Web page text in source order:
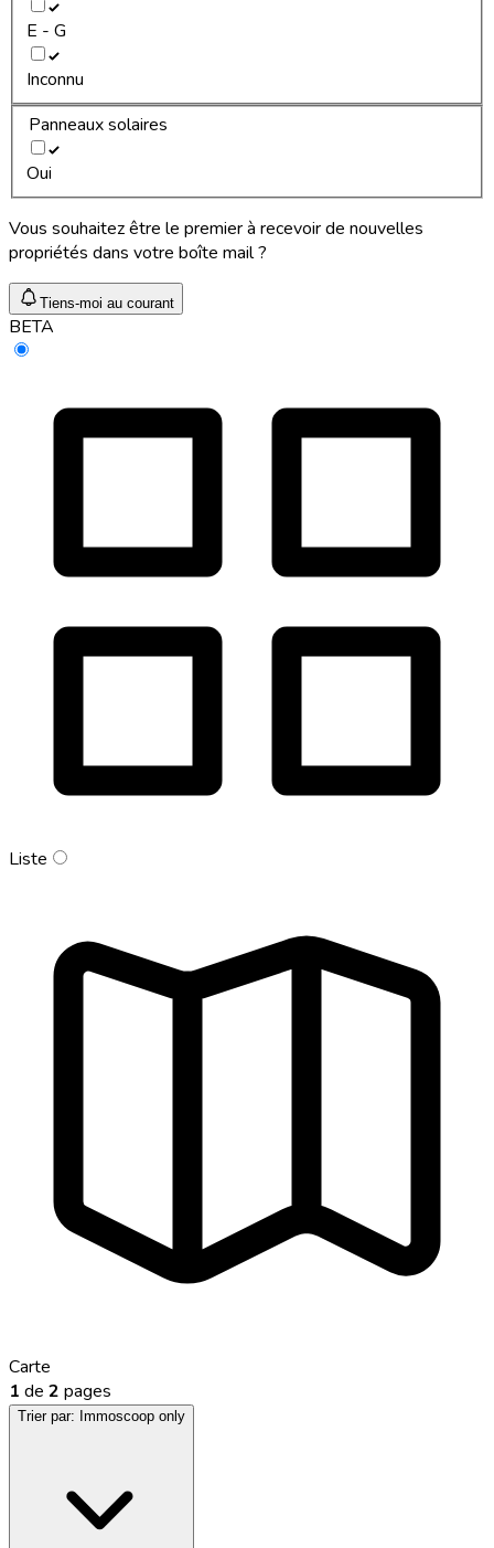
E - G
Inconnu
Panneaux solaires
Oui
Vous souhaitez être le premier à recevoir de nouvelles
propriétés dans votre boîte mail ?
Tiens-moi au courant
BETA
Liste
Carte
1 de 2 pages
Trier par: Immoscoop only